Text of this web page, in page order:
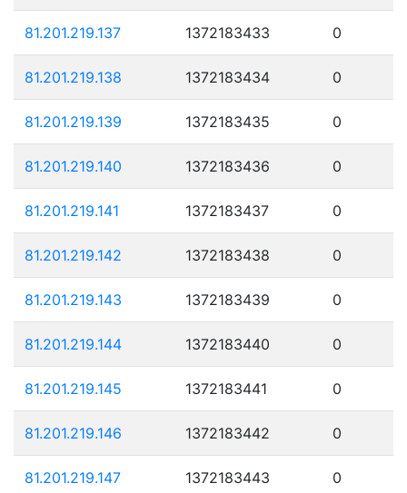
81.201.219.137 1372183433 0
81.201.219.138 1372183434 0
81.201.219.139 1372183435 0
81.201.219.140 1372183436 0
81.201.219.141 1372183437 0
81.201.219.142 1372183438 0
81.201.219.143 1372183439 0
81.201.219.144 1372183440 0
81.201.219.145 1372183441 0
81.201.219.146 1372183442 0
81.201.219.147 1372183443 0